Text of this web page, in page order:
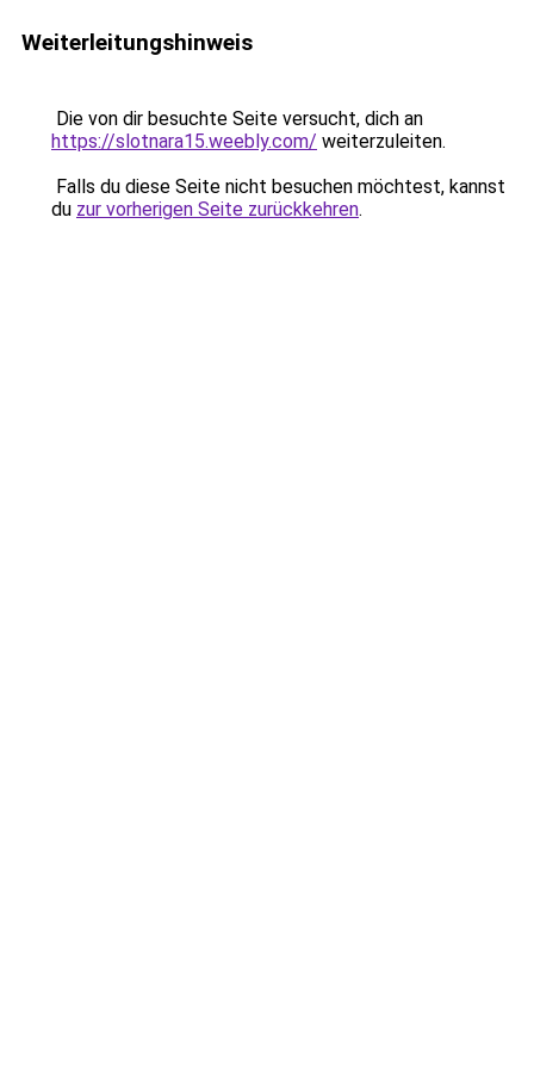
Weiterleitungshinweis
Die von dir besuchte Seite versucht, dich an
https://slotnara15.weebly.com/ weiterzuleiten.
Falls du diese Seite nicht besuchen möchtest, kannst
du zur vorherigen Seite zurückkehren.